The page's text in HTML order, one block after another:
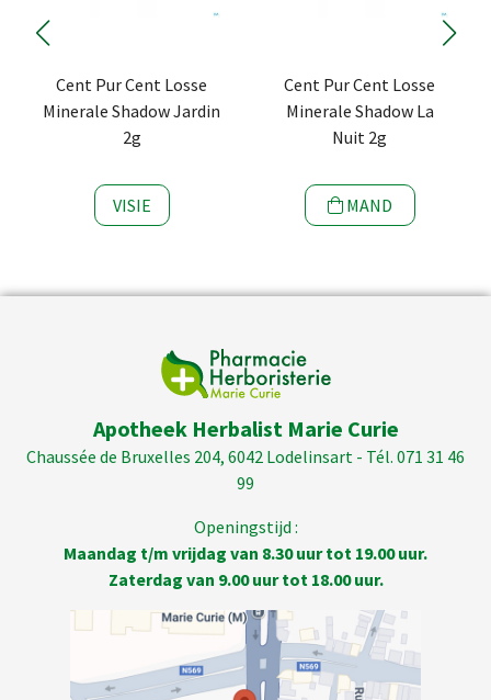
Cent Pur Cent Losse
Minerale Shadow Jardin
2g
VISIE
Cent Pur Cent Losse
Minerale Shadow La
Nuit 2g
MAND
Apotheek Herbalist Marie Curie
Chaussée de Bruxelles 204, 6042 Lodelinsart - Tél. 071 31 46
99
Openingstijd :
Maandag t/m vrijdag van 8.30 uur tot 19.00 uur.
Zaterdag van 9.00 uur tot 18.00 uur.